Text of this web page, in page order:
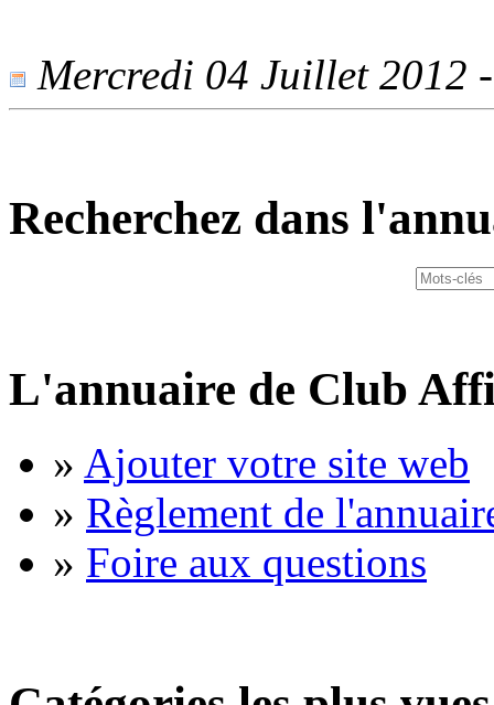
Mercredi 04 Juillet 2012
Recherchez dans
L'annuaire de Club
» Ajouter votre site web
» Règlement de
» Foire aux questions